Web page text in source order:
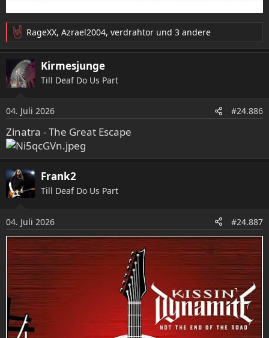
R
e
k
t
n
e
n
:
RageXX, Azrael2004, verdrahtor und 3 andere
Kirmesjunge
Till Deaf Do Us Part
04. Juli 2026 #24.886
Zinatra - The Great Escape
Frank2
Till Deaf Do Us Part
04. Juli 2026 #24.887